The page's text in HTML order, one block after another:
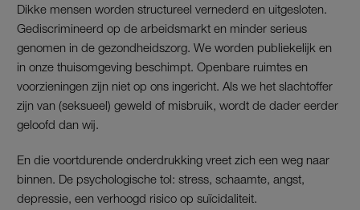
Dikke mensen worden structureel vernederd en uitgesloten.
Gediscrimineerd op de arbeidsmarkt en minder serieus
genomen in de gezondheidszorg. We worden publiekelijk en
in onze thuisomgeving beschimpt. Openbare ruimtes en
voorzieningen zijn niet op ons ingericht. Als we het slachtoffer
zijn van (seksueel) geweld of misbruik, wordt de dader eerder
geloofd dan wij.
En die voortdurende onderdrukking vreet zich een weg naar
binnen. De psychologische tol: stress, schaamte, angst,
depressie, een verhoogd risico op suïcidaliteit.